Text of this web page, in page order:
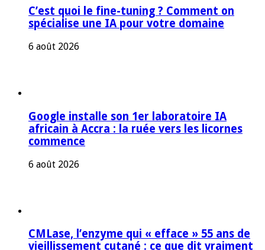
C’est quoi le fine-tuning ? Comment on
spécialise une IA pour votre domaine
6 août 2026
Google installe son 1er laboratoire IA
africain à Accra : la ruée vers les licornes
commence
6 août 2026
CMLase, l’enzyme qui « efface » 55 ans de
vieillissement cutané : ce que dit vraiment